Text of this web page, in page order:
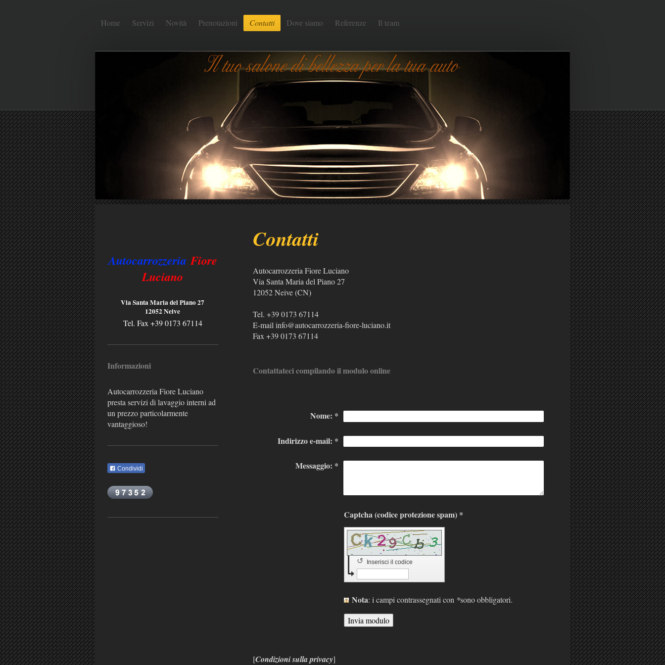
Home Servizi Novità Prenotazioni Contatti Dove siamo Referenze Il team
Contatti
Autocarrozzeria Fiore Luciano
Via Santa Maria del Piano 27
12052 Neive (CN)
Tel. +39 0173 67114
E-mail info@autocarrozzeria-fiore-luciano.it
Fax +39 0173 67114
Contattateci compilando il modulo online
Nome: *
Indirizzo e-mail: *
Messaggio: *
Captcha (codice protezione spam) *
Inserisci il codice
↺
Nota : i campi contrassegnati con *sono obbligatori.
[Condizioni sulla privacy]
Autocarrozzeria Fiore
Luciano
Via Santa Maria del Piano 27
12052 Neive
Tel. Fax +39 0173 67114
Informazioni
Autocarrozzeria Fiore Luciano
presta servizi di lavaggio interni ad
un prezzo particolarmente
vantaggioso!
Condividi